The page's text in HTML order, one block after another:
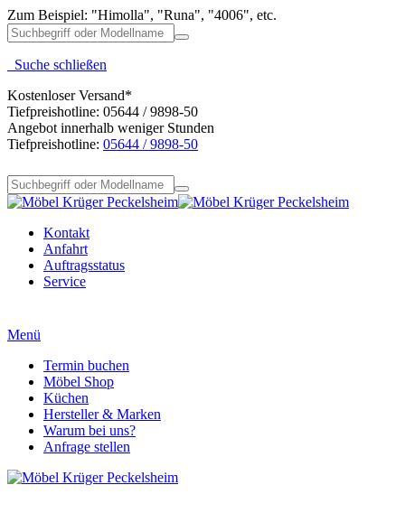
Zum Beispiel: "Himolla", "Runa", "4006", etc.
Suche schließen
Kostenloser Versand*
Tiefpreishotline: 05644 / 9898-50
Angebot innerhalb weniger Stunden
Tiefpreishotline: 05644 / 9898-50
Kontakt
Anfahrt
Auftragsstatus
Service
Menü
Termin buchen
Möbel Shop
Küchen
Hersteller & Marken
Warum bei uns?
Anfrage stellen